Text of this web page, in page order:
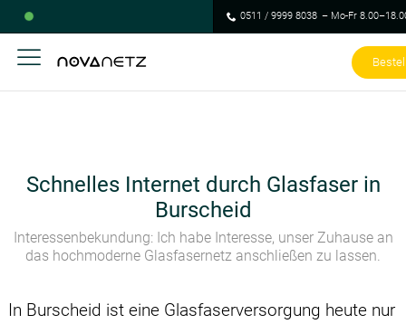
0511 / 9999 8038 – Mo-Fr
Schnelles Internet durch Glasfaser in
Burscheid
Interessenbekundung: Ich habe Interesse, unser Zuhause an
das hochmoderne Glasfasernetz anschließen zu lassen.
In Burscheid ist eine Glasfaserversorgung heute nur